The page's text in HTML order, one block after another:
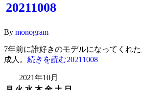
20211008
By monogram
7年前に誰好きのモデルになってくれ
成人。 続きを読む20211008
2021年10月